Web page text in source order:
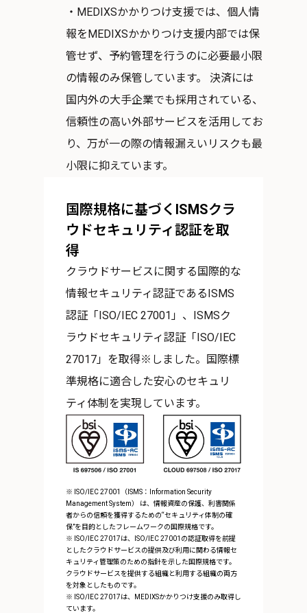
・MEDIXSかかりつけ支援では、個人情
報をMEDIXSかかりつけ支援内部では保
管せず、予約管理を行うのに必要最小限
の情報のみ保管しています。 決済には
国内外の大手企業でも採用されている、
信頼性の高い外部サービスを活用してお
り、万が一の際の情報漏えいリスクも最
小限に抑えています。
国際規格に基づくISMSクラ
ウドセキュリティ認証を取
得
クラウドサービスに関する国際的な
情報セキュリティ認証であるISMS
認証「ISO/IEC 27001」、ISMSク
ラウドセキュリティ認証「ISO/IEC
27017」を取得※しました。国際標
準規格に適合した安心のセキュリ
ティ体制を実現しています。
※ ISO/IEC 27001（ISMS：Information Security
Management System） は、情報資産の保護、利害関係
者からの信頼を獲得するための“セキュリティ体制の確
保”を目的としたフレームワークの国際規格です。
※ ISO/IEC 27017は、ISO/IEC 27001の認証取得を前提
としたクラウドサービスの提供及び利用に関わる情報セ
キュリティ管理策のための指針を示した国際規格です。
クラウドサービスを提供する組織と利用する組織の両方
を対象としたものです。
※ ISO/IEC 27017は、MEDIXSかかりつけ支援のみ取得し
ています。